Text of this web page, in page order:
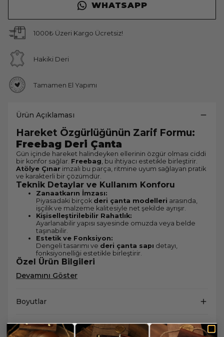
WHATSAPP
1000₺ Üzeri Kargo Ücretsiz!
Hakiki Deri
Tamamen El Yapımı
Ürün Açıklaması
Hareket Özgürlüğünün Zarif Formu:
Freebag Deri Çanta
Gün içinde hareket halindeyken ellerinin özgür olması ciddi
bir konfor sağlar. Freebag, bu ihtiyacı estetikle birleştirir.
Atölye Çınar imzalı bu parça, ritmine uyum sağlayan pratik
ve karakterli bir çözümdür.
Teknik Detaylar ve Kullanım Konforu
Zanaatkarın İmzası:
Piyasadaki birçok deri çanta modelleri arasında,
işçilik ve malzeme kalitesiyle net şekilde ayrışır.
Kişiselleştirilebilir Rahatlık:
Ayarlanabilir yapısı sayesinde omuzda veya belde
taşınabilir.
Estetik ve Fonksiyon:
Dengeli tasarımı ve deri çanta sapı detayı,
fonksiyonelliği estetikle birleştirir.
Özel Ürün Bilgileri
Devamını Göster
Boyutlar
Kargo & Teslimat